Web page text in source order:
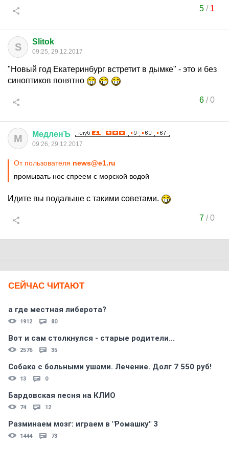
5/ 1
S Slitok
09:25, 29.12.2017
"Новый год Екатеринбург встретит в дымке" - это и без
синоптиков понятно
6/0
М МедленЪ
09:26, 29.12.2017
От пользователя news@e1.ru
промывать нос спреем с морской водой
Идите вы подальше с такими советами.
7/0
СЕЙЧАС ЧИТАЮТ
а где местная либерота?
1912 80
Вот и сам столкнулся - старые родители...
2576 35
Собака с больными ушами. Лечение. Долг 7 550 руб!
13 0
Бардовская песня на КЛИО
74 12
Разминаем мозг: играем в "Ромашку" 3
1444 73